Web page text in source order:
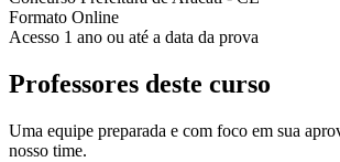
Formato Online
Acesso 1 ano ou até a data da prova
Professores deste curso
Uma equipe preparada e com foco em sua
nosso time.